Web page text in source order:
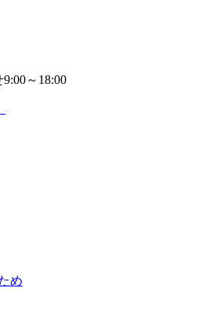
～18:00
め